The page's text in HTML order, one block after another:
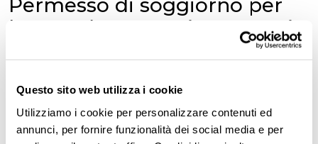
Questo sito web utilizza i cookie
Utilizziamo i cookie per personalizzare contenuti ed
annunci, per fornire funzionalità dei social media e per
Permesso di soggiorno per
lavoro, documenti necessari
Occorre compilare unmodello di richiestache
viene fornito dalla Questura
Commissariato, sul quale andranno indicati
nome e cognome del lavoratore, e quelli di